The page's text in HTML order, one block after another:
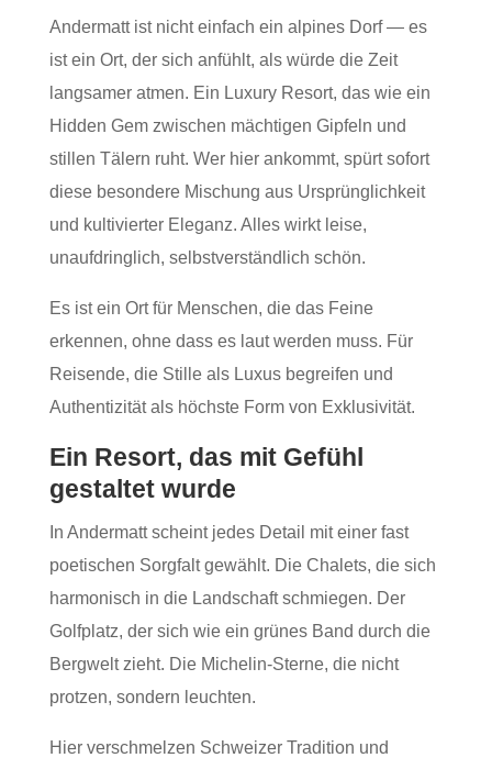
Andermatt ist nicht einfach ein alpines Dorf — es
ist ein Ort, der sich anfühlt, als würde die Zeit
langsamer atmen. Ein Luxury Resort, das wie ein
Hidden Gem zwischen mächtigen Gipfeln und
stillen Tälern ruht. Wer hier ankommt, spürt sofort
diese besondere Mischung aus Ursprünglichkeit
und kultivierter Eleganz. Alles wirkt leise,
unaufdringlich, selbstverständlich schön.
Es ist ein Ort für Menschen, die das Feine
erkennen, ohne dass es laut werden muss. Für
Reisende, die Stille als Luxus begreifen und
Authentizität als höchste Form von Exklusivität.
Ein Resort, das mit Gefühl
gestaltet wurde
In Andermatt scheint jedes Detail mit einer fast
poetischen Sorgfalt gewählt. Die Chalets, die sich
harmonisch in die Landschaft schmiegen. Der
Golfplatz, der sich wie ein grünes Band durch die
Bergwelt zieht. Die Michelin‑Sterne, die nicht
protzen, sondern leuchten.
Hier verschmelzen Schweizer Tradition und